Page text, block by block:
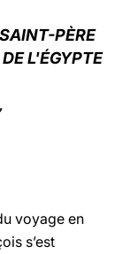
PÈRE
L'ÉGYPTE
voyage en
s’est